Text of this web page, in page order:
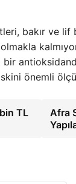
bakır ve lif
önemli
TL
Afra